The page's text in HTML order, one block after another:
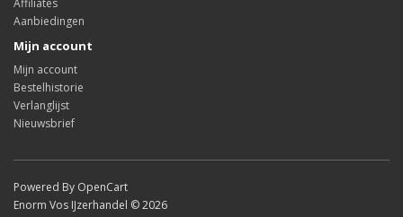
Affiliates
Aanbiedingen
Mijn account
Mijn account
Bestelhistorie
Verlanglijst
Nieuwsbrief
Powered By OpenCart
Enorm Vos IJzerhandel © 2026